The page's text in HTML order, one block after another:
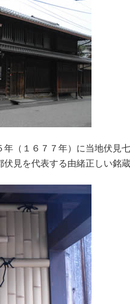
（１６７７年）に当地伏見
見を代表する由緒正しい銘蔵